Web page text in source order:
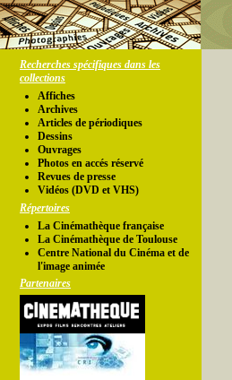
Recherches spécifiques dans les
collections
Affiches
Archives
Articles de périodiques
Dessins
Ouvrages
Photos en accés réservé
Revues de presse
Vidéos (DVD et VHS)
Répertoires
La Cinémathèque française
La Cinémathèque de Toulouse
Centre National du Cinéma et de
l'image animée
Partenaires